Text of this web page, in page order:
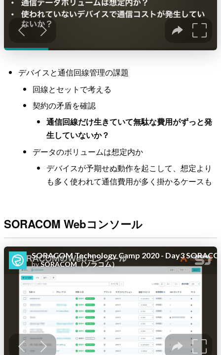
デバイスと通信回線管理の課題
回線とセットで考える
契約の矛盾を確認
通信回線だけ生きていて無駄な費用がずっと発
生していないか？
データのボリュームは想定内か
デバイスが予期せぬ動作を起こして、想定より
も多く使われて通信費用が多く掛かるケースも
SORACOM Webコンソール